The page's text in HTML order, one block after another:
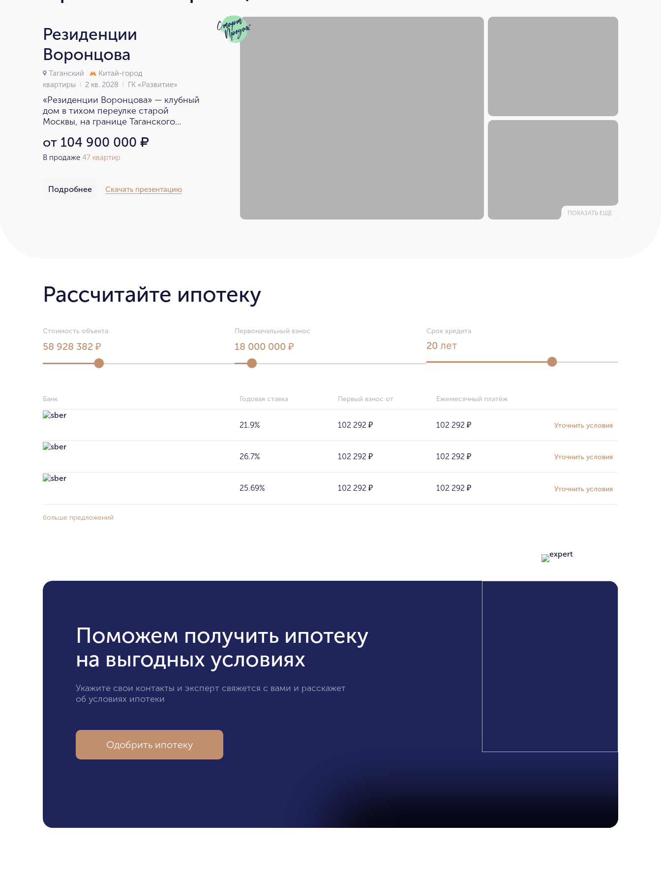
Резиденции
Воронцова
Таганский
Китай-город
квартиры
2 кв. 2028 ГК «Развитие»
«Резиденции Воронцова» — клубный
дом в тихом переулке старой
Москвы, на границе Таганского
от 104 900 000 ₽
В продаже 47 квартир
Подробнее Скачать презентацию
ПОКАЗАТЬ ЕЩЕ
Рассчитайте ипотеку
Стоимость объекта
58 928 382 ₽
Первоначальный взнос
18 000 000 ₽
Срок кредита
20 лет
Банк Годовая ставка Первый взнос от Ежемесячный платёж
21.9% 102 292 ₽ 102 292 ₽ Уточнить условия
26.7% 102 292 ₽ 102 292 ₽ Уточнить условия
25.69% 102 292 ₽ 102 292 ₽ Уточнить условия
больше предложений
Поможем получить ипотеку
на выгодных условиях
Укажите свои контакты и эксперт свяжется с вами и расскажет
об условиях ипотеки
Одобрить ипотеку